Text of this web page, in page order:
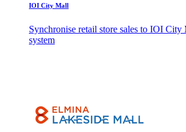
IOI City Mall
Synchronise retail store sales to IOI City
system